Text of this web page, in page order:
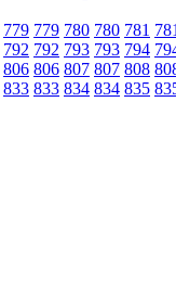
779 779 780 780 781
792 792 793 793 794
806 806 807 807 808
833 833 834 834 835